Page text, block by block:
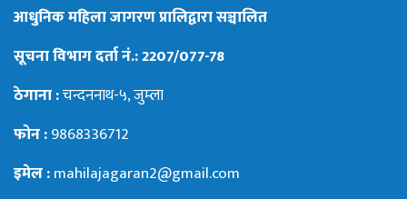
आधुनिक महिला जागरण प्रालिद्वारा सञ्चालित
सूचना विभाग दर्ता नं.: 2207/077-78
ठेगाना :चन्दननाथ-५, जुम्ला
फोन :9868336712
इमेल :mahilajagaran2@gmail.com